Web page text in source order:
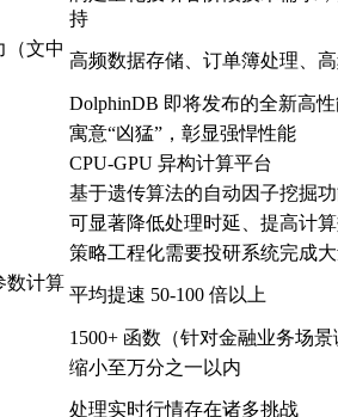
持
（文中
高频数据存储、订单簿处理、
DolphinDB 即将发布的全新高
寓意“凶猛”，彰显强悍性能
CPU-GPU 异构计算平台
基于遗传算法的自动因子挖掘
可显著降低处理时延、提高计
策略工程化需要投研系统完成
数计算
平均提速 50-100 倍以上
1500+ 函数（针对金融业务场景
缩小至万分之一以内
处理实时行情存在诸多挑战